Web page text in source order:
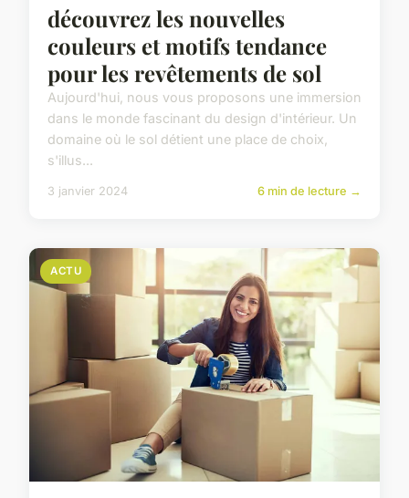
découvrez les nouvelles
couleurs et motifs tendance
pour les revêtements de sol
Aujourd'hui, nous vous proposons une immersion
dans le monde fascinant du design d'intérieur. Un
domaine où le sol détient une place de choix,
s'illus...
3 janvier 2024 6 min de lecture →
ACTU